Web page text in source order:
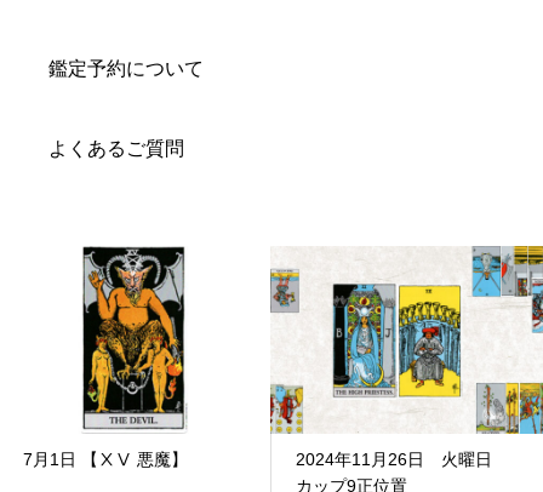
鑑定予約について
よくあるご質問
7月1日 【ⅩⅤ 悪魔】
2024年11月26日 火曜日
カップ9正位置